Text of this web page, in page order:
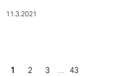
11.3.2021
1 2 3 … 43